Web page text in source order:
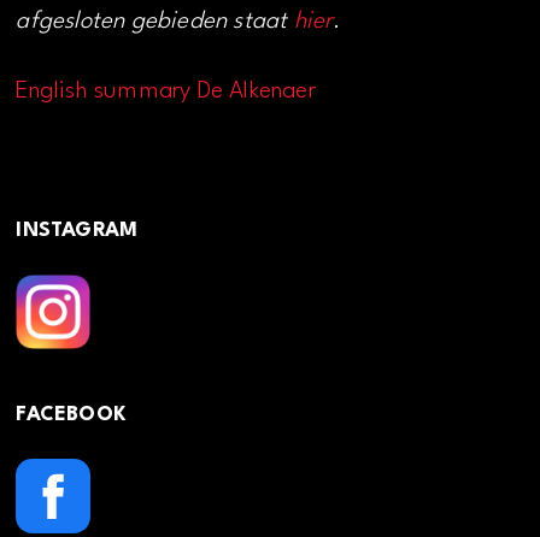
afgesloten gebieden staat hier.
English summary De Alkenaer
INSTAGRAM
FACEBOOK